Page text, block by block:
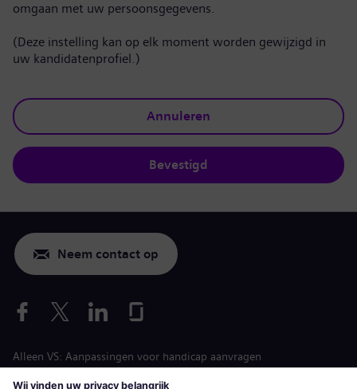
omgaan met uw persoonsgegevens.
(Deze instelling kan op elk moment worden gewijzigd in
uw kandidatenprofiel.)
Annuleren
Bevestigd
Neem contact op
Alleen VS: Aanpassingen voor handicap aanvragen